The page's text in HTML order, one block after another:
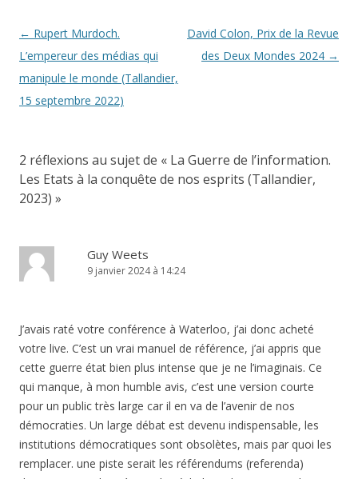
Navigation des articles
← Rupert Murdoch.
L’empereur des médias qui
manipule le monde (Tallandier,
15 septembre 2022)
David Colon, Prix de la Revue
des Deux Mondes 2024 →
2 réflexions au sujet de « La Guerre de l’information.
Les Etats à la conquête de nos esprits (Tallandier,
2023) »
Guy Weets
9 janvier 2024 à 14:24
J’avais raté votre conférence à Waterloo, j’ai donc acheté
votre live. C’est un vrai manuel de référence, j’ai appris que
cette guerre état bien plus intense que je ne l’imaginais. Ce
qui manque, à mon humble avis, c’est une version courte
pour un public très large car il en va de l’avenir de nos
démocraties. Un large débat est devenu indispensable, les
institutions démocratiques sont obsolètes, mais par quoi les
remplacer. une piste serait les référendums (referenda)